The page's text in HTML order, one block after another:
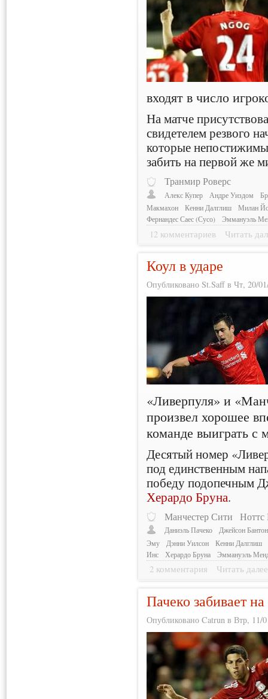
входят в число
На матче
свидетелем резвого
которые
забить на первой же
Транмир Роверс
Алекс Купер Андре Уиздом
Макмахон
Кенни Далглиш
Милан
Фернандес Саес (Сусо)
Эммануэль
12 комментариев Читать
Коул в ударе
Опубликовано St.Saff в Чт, 20/
«Ливерпуля» и
произвел хорошее
команде выиграть с
Десятый номер
под единственным
победу подопечным
Херардо Бруна.
Манчестер Сити Ноттс
Даниэль Пачеко
Джейсон Бантон
Эму
Дэнни Уилсон
Кенни Далглиш
Инс
Херардо Бруна Эммануэль
2 комментария Читать далее
Пачеко забивает
Опубликовано Catrun в Втр, 11/